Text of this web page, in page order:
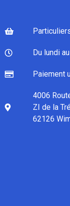
Du lundi
Paiement
4006
ZI de la
62126